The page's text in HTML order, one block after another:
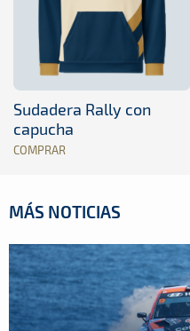
Sudadera Rally con
capucha
COMPRAR
MÁS NOTICIAS